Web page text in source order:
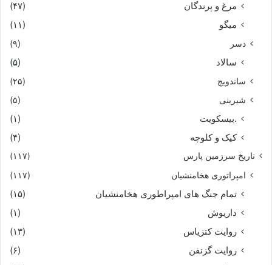
مرغ و پرندگان
(۴۷)
میگو
(۱۱)
دسر (۹)
سالاد (۵)
ساندویچ
(۲۵)
شیرینی
(۵)
.بیسکویت
(۱)
کیک و کلوچه
(۴)
تاریخ سرزمین پارس (۱۱۷)
امپراتوری هخامنشیان (۱۱۷)
تمام جنگ های امپراطوری هخامنشیان
(۱۵)
داریوش
(۱)
روایت کتزیاس
(۱۳)
روایت گزنفن
(۶)